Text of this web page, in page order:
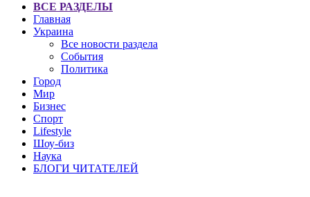
ВСЕ РАЗДЕЛЫ
Главная
Украина
Все новости раздела
События
Политика
Город
Мир
Бизнес
Спорт
Lifestyle
Шоу-биз
Наука
БЛОГИ ЧИТАТЕЛЕЙ